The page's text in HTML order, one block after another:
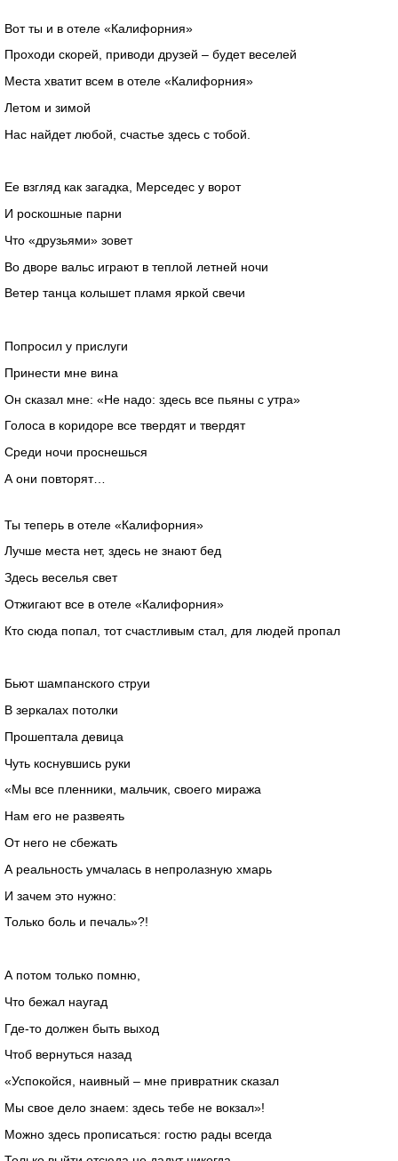
Вот ты и в отеле «Калифорния»
Проходи скорей, приводи друзей – будет веселей
Места хватит всем в отеле «Калифорния»
Летом и зимой
Нас найдет любой, счастье здесь с тобой.
Ее взгляд как загадка, Мерседес у ворот
И роскошные парни
Что «друзьями» зовет
Во дворе вальс играют в теплой летней ночи
Ветер танца колышет пламя яркой свечи
Попросил у прислуги
Принести мне вина
Он сказал мне: «Не надо: здесь все пьяны с утра»
Голоса в коридоре все твердят и твердят
Среди ночи проснешься
А они повторят…
Ты теперь в отеле «Калифорния»
Лучше места нет, здесь не знают бед
Здесь веселья свет
Отжигают все в отеле «Калифорния»
Кто сюда попал, тот счастливым стал, для людей пропал
Бьют шампанского струи
В зеркалах потолки
Прошептала девица
Чуть коснувшись руки
«Мы все пленники, мальчик, своего миража
Нам его не развеять
От него не сбежать
А реальность умчалась в непролазную хмарь
И зачем это нужно:
Только боль и печаль»?!
А потом только помню,
Что бежал наугад
Где-то должен быть выход
Чтоб вернуться назад
«Успокойся, наивный – мне привратник сказал
Мы свое дело знаем: здесь тебе не вокзал»!
Можно здесь прописаться: гостю рады всегда